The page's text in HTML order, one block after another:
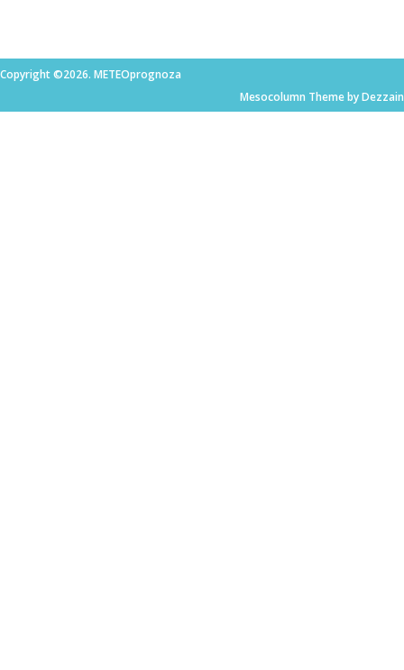
Copyright ©2026. METEOprognoza
Mesocolumn Theme by Dezzain